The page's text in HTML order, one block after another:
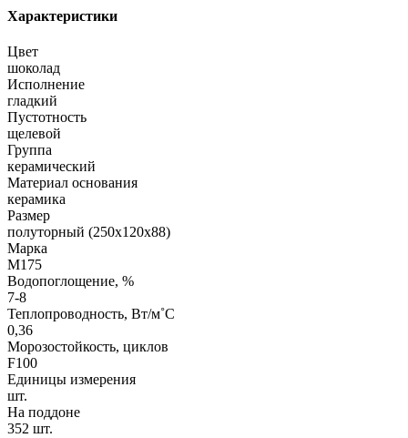
Характеристики
Цвет
шоколад
Исполнение
гладкий
Пустотность
щелевой
Группа
керамический
Материал основания
керамика
Размер
полуторный (250х120х88)
Марка
М175
Водопоглощение, %
7-8
Теплопроводность, Вт/м˚С
0,36
Морозостойкость, циклов
F100
Единицы измерения
шт.
На поддоне
352 шт.